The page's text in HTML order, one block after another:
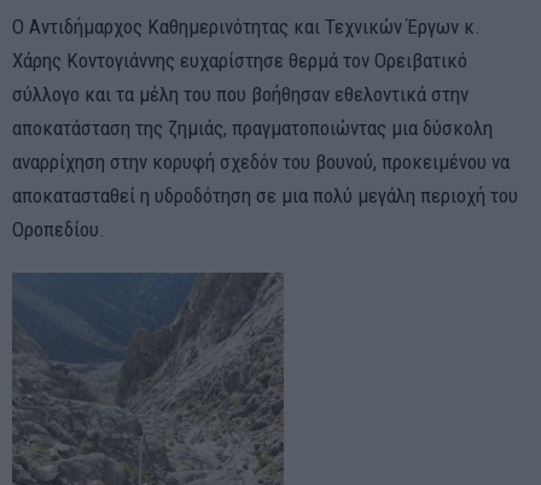
Ο Αντιδήμαρχος Καθημερινότητας και Τεχνικών Έργων κ.
Χάρης Κοντογιάννης ευχαρίστησε θερμά τον Ορειβατικό
σύλλογο και τα μέλη του που βοήθησαν εθελοντικά στην
αποκατάσταση της ζημιάς, πραγματοποιώντας μια δύσκολη
αναρρίχηση στην κορυφή σχεδόν του βουνού, προκειμένου να
αποκατασταθεί η υδροδότηση σε μια πολύ μεγάλη περιοχή του
Οροπεδίου.